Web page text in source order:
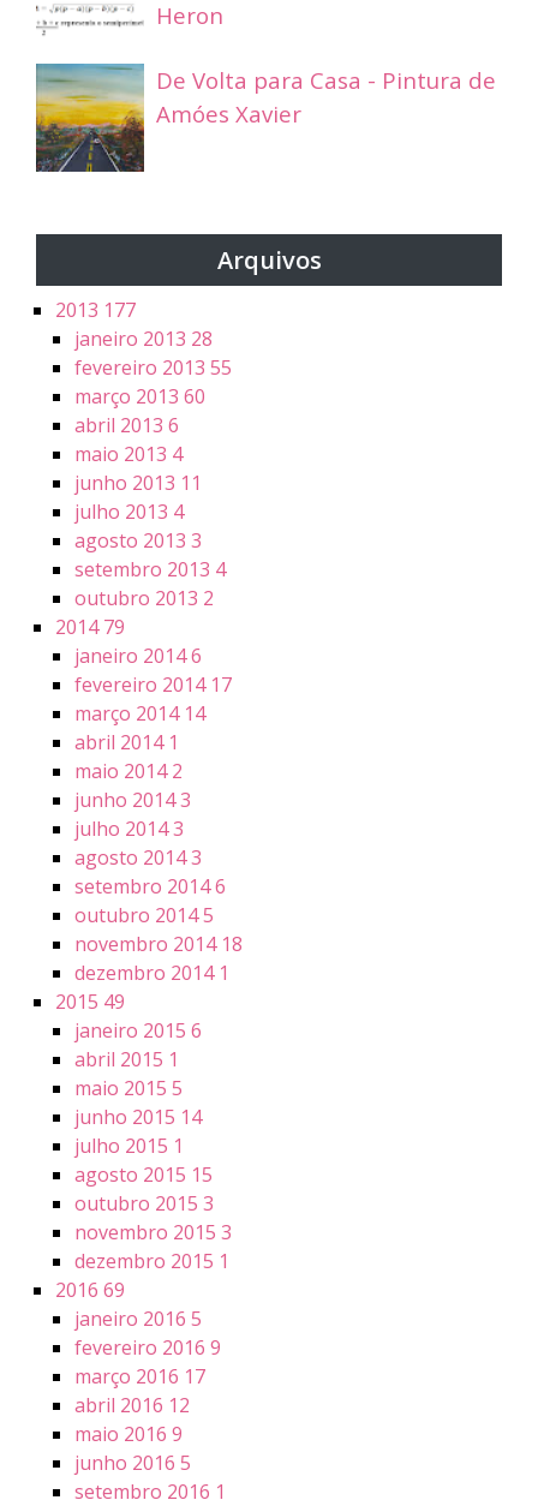
Heron
De Volta para Casa - Pintura de
Amóes Xavier
Arquivos
2013 177
janeiro 2013 28
fevereiro 2013 55
março 2013 60
abril 2013 6
maio 2013 4
junho 2013 11
julho 2013 4
agosto 2013 3
setembro 2013 4
outubro 2013 2
201479
janeiro 20146
fevereiro 2014 17
março 2014 14
abril 2014 1
maio 20142
junho 20143
julho 20143
agosto 20143
setembro 20146
outubro 20145
novembro 2014 18
dezembro 2014 1
2015 49
janeiro 2015 6
abril 2015 1
maio 2015 5
junho 2015 14
julho 2015 1
agosto 2015 15
outubro 2015 3
novembro 2015 3
dezembro 2015 1
2016 69
janeiro 2016 5
fevereiro 2016 9
março 2016 17
abril 2016 12
maio 2016 9
junho 2016 5
setembro 2016 1